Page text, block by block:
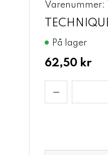
Varenummer:
På lager
62,50 kr